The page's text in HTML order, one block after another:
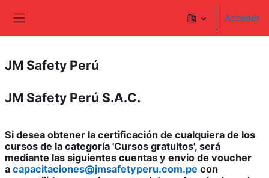
Acceder
JM Safety Perú
JM Safety Perú S.A.C.
Si desea obtener la certificación de cualquiera de los
cursos de la categoría 'Cursos gratuitos', será
mediante las siguientes cuentas y envio de voucher
a capacitaciones@jmsafetyperu.com.pe con